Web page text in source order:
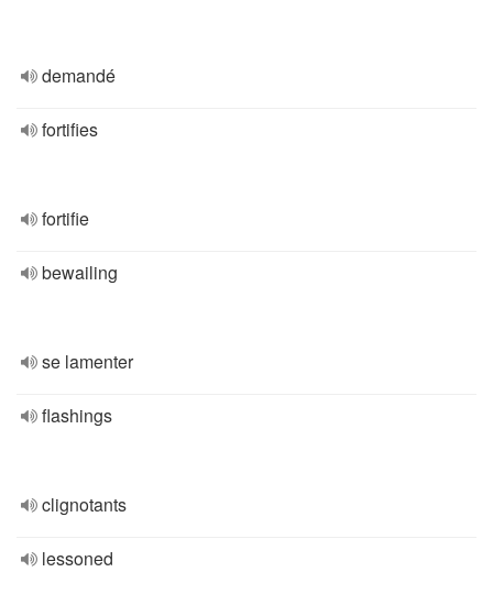
demandé
fortifies
fortifie
bewailing
se lamenter
flashings
clignotants
lessoned